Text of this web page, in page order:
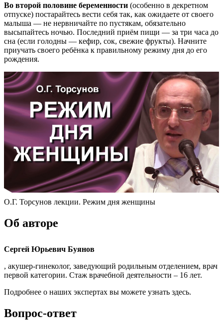
Во второй половине беременности (особенно в декретном
отпуске) постарайтесь вести себя так, как ожидаете от своего
малыша — не нервничайте по пустякам, обязательно
высыпайтесь ночью. Последний приём пищи — за три часа до
сна (если голодны — кефир, сок, свежие фрукты). Начните
приучать своего ребёнка к правильному режиму дня до его
рождения.
О.Г. Торсунов лекции. Режим дня женщины
Об авторе
Сергей Юрьевич Буянов
, акушер-гинеколог, заведующий родильным отделением, врач
первой категории. Стаж врачебной деятельности – 16 лет.
Подробнее о наших экспертах вы можете узнать здесь.
Вопрос-ответ